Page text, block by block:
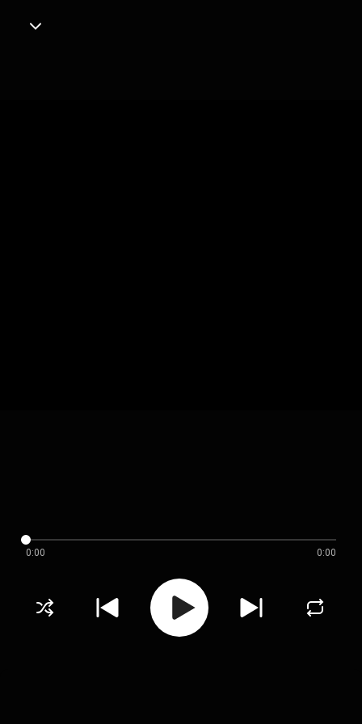
0:00 0:00